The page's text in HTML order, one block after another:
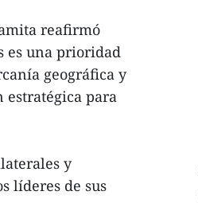
reafirmó
es una prioridad
geográfica y
estratégica para
y
líderes de sus